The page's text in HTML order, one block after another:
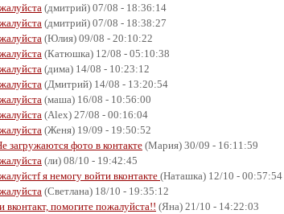
(дмитрий) 07/08 - 18:36:14
(дмитрий) 07/08 - 18:38:27
(Юлия) 09/08 - 20:10:22
(Катюшка) 12/08 - 05:10:38
(дима) 14/08 - 10:23:12
(Дмитрий) 14/08 - 13:20:54
(маша) 16/08 - 10:56:00
(Alex) 27/08 - 00:16:04
(Женя) 19/09 - 19:50:52
загружаются фото в контакте (Мария) 30/09 - 16:11:59
(ли) 08/10 - 19:42:45
я немогу войти вконтакте (Наташка) 12/10 - 00:57:54
(Светлана) 18/10 - 19:35:12
вконтакт, помогите пожалуйста!! (Яна) 21/10 - 14:22:03